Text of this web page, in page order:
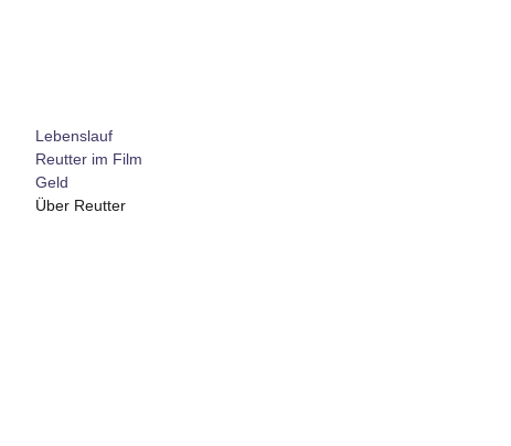
Lebenslauf
Reutter im Film
Geld
Über Reutter